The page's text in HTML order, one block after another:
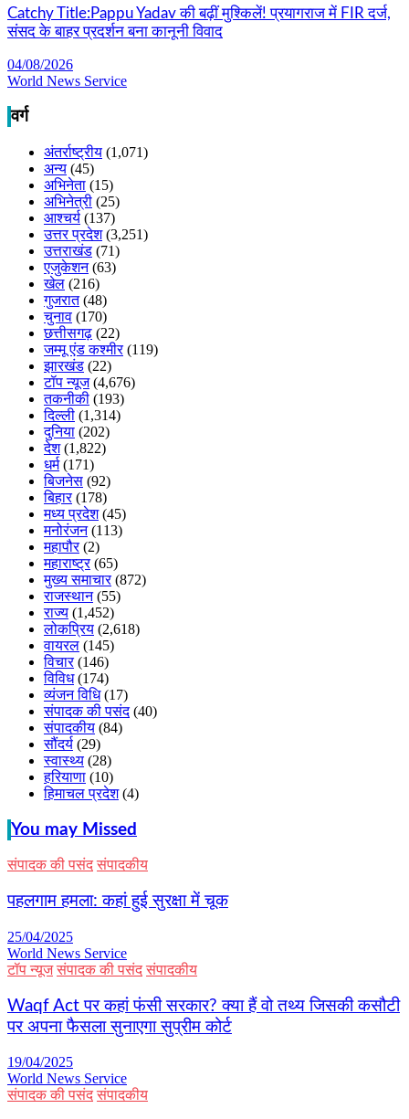
Catchy Title:Pappu Yadav की बढ़ीं मुश्किलें! प्रयागराज में FIR दर्ज,
संसद के बाहर प्रदर्शन बना कानूनी विवाद
04/08/2026
World News Service
वर्ग
अंतर्राष्ट्रीय (1,071)
अन्य (45)
अभिनेता (15)
अभिनेत्री (25)
आश्चर्य (137)
उत्तर प्रदेश(3,251)
उत्तराखंड (71)
एजुकेशन(63)
खेल (216)
गुजरात(48)
चुनाव (170)
छत्तीसगढ़ (22)
जम्मू एंड कश्मीर(119)
झारखंड (22)
टॉप न्यूज(4,676)
तकनीकी (193)
दिल्ली (1,314)
दुनिया (202)
देश(1,822)
धर्म(171)
बिजनेस (92)
बिहार(178)
मध्य प्रदेश(45)
मनोरंजन(113)
महापौर(2)
महाराष्ट्र(65)
मुख्य समाचार(872)
राजस्थान(55)
राज्य (1,452)
लोकप्रिय (2,618)
वायरल (145)
विचार(146)
विविध(174)
व्यंजन विधि(17)
संपादक की पसंद(40)
संपादकीय (84)
सौंदर्य (29)
स्वास्थ्य (28)
हरियाणा (10)
हिमाचल प्रदेश(4)
You may Missed
संपादक की पसंद संपादकीय
पहलगाम हमला: कहां हुई सुरक्षा में चूक
25/04/2025
World News Service
टॉप न्यूज संपादक की पसंद संपादकीय
Waqf Act पर कहां फंसी सरकार? क्या हैं वो तथ्य जिसकी कसौटी
पर अपना फैसला सुनाएगा सुप्रीम कोर्ट
19/04/2025
World News Service
संपादक की पसंद संपादकीय